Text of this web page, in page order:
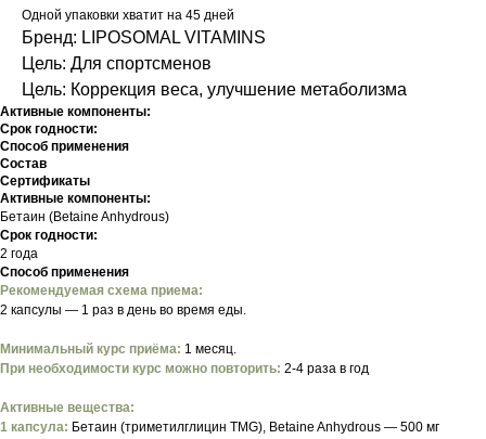
Одной упаковки хватит на 45 дней
Бренд: LIPOSOMAL VITAMINS
Цель: Для спортсменов
Цель: ⁠Коррекция веса, улучшение метаболизма
Активные компоненты:
Срок годности:
Способ применения
Состав
Сертификаты
Активные компоненты:
Бетаин (Betaine Anhydrous)
Срок годности:
2 года
Способ применения
Рекомендуемая схема приема:
2 капсулы — 1 раз в день во время еды.
Минимальный курс приёма: 1 месяц.
При необходимости курс можно повторить: 2-4 раза в год
Активные вещества:
1 капсула: Бетаин (триметилглицин TMG), Betaine Anhydrous — 500 мг